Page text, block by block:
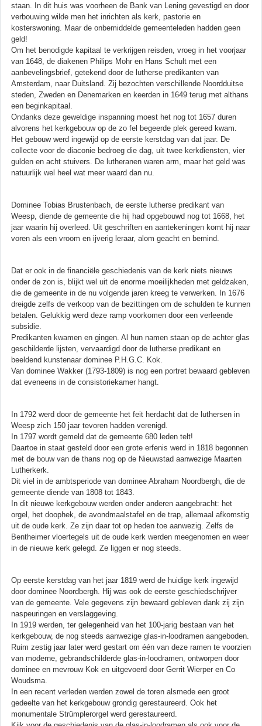
staan. In dit huis was voorheen de Bank van Lening gevestigd en door
verbouwing wilde men het inrichten als kerk, pastorie en
kosterswoning. Maar de onbemiddelde gemeenteleden hadden geen
geld!
Om het benodigde kapitaal te verkrijgen reisden, vroeg in het voorjaar
van 1648, de diakenen Philips Mohr en Hans Schult met een
aanbevelingsbrief, getekend door de lutherse predikanten van
Amsterdam, naar Duitsland. Zij bezochten verschillende Noordduitse
steden, Zweden en Denemarken en keerden in 1649 terug met althans
een beginkapitaal.
Ondanks deze geweldige inspanning moest het nog tot 1657 duren
alvorens het kerkgebouw op de zo fel begeerde plek gereed kwam.
Het gebouw werd ingewijd op de eerste kerstdag van dat jaar. De
collecte voor de diaconie bedroeg die dag, uit twee kerkdiensten, vier
gulden en acht stuivers. De lutheranen waren arm, maar het geld was
natuurlijk wel heel wat meer waard dan nu.
Dominee Tobias Brustenbach, de eerste lutherse predikant van
Weesp, diende de gemeente die hij had opgebouwd nog tot 1668, het
jaar waarin hij overleed. Uit geschriften en aantekeningen komt hij naar
voren als een vroom en ijverig leraar, alom geacht en bemind.
Dat er ook in de financiële geschiedenis van de kerk niets nieuws
onder de zon is, blijkt wel uit de enorme moeilijkheden met geldzaken,
die de gemeente in de nu volgende jaren kreeg te verwerken. In 1676
dreigde zelfs de verkoop van de bezittingen om de schulden te kunnen
betalen. Gelukkig werd deze ramp voorkomen door een verleende
subsidie.
Predikanten kwamen en gingen. Al hun namen staan op de achter glas
geschilderde lijsten, vervaardigd door de lutherse predikant en
beeldend kunstenaar dominee P.H.G.C. Kok.
Van dominee Wakker (1793-1809) is nog een portret bewaard gebleven
dat eveneens in de consistoriekamer hangt.
In 1792 werd door de gemeente het feit herdacht dat de luthersen in
Weesp zich 150 jaar tevoren hadden verenigd.
In 1797 wordt gemeld dat de gemeente 680 leden telt!
Daartoe in staat gesteld door een grote erfenis werd in 1818 begonnen
met de bouw van de thans nog op de Nieuwstad aanwezige Maarten
Lutherkerk.
Dit viel in de ambtsperiode van dominee Abraham Noordbergh, die de
gemeente diende van 1808 tot 1843.
In dit nieuwe kerkgebouw werden onder anderen aangebracht: het
orgel, het doophek, de avondmaalstafel en de trap, allemaal afkomstig
uit de oude kerk. Ze zijn daar tot op heden toe aanwezig. Zelfs de
Bentheimer vloertegels uit de oude kerk werden meegenomen en weer
in de nieuwe kerk gelegd. Ze liggen er nog steeds.
Op eerste kerstdag van het jaar 1819 werd de huidige kerk ingewijd
door dominee Noordbergh. Hij was ook de eerste geschiedschrijver
van de gemeente. Vele gegevens zijn bewaard gebleven dank zij zijn
naspeuringen en verslaggeving.
In 1919 werden, ter gelegenheid van het 100-jarig bestaan van het
kerkgebouw, de nog steeds aanwezige glas-in-loodramen aangeboden.
Ruim zestig jaar later werd gestart om één van deze ramen te voorzien
van moderne, gebrandschilderde glas-in-loodramen, ontworpen door
dominee en mevrouw Kok en uitgevoerd door Gerrit Wierper en Co
Woudsma.
In een recent verleden werden zowel de toren alsmede een groot
gedeelte van het kerkgebouw grondig gerestaureerd. Ook het
monumentale Strümplerorgel werd gerestaureerd.